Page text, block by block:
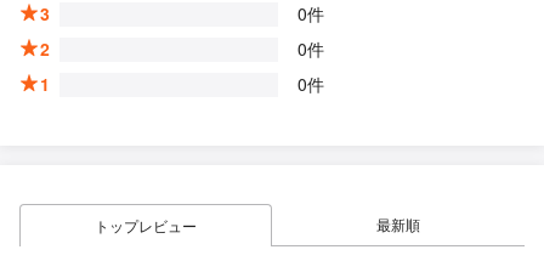
3
0件
2
0件
1
0件
トップレビュー 最新順